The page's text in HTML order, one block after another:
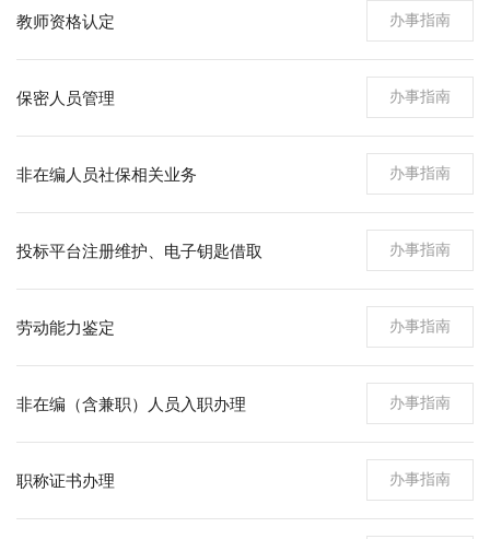
办事指南
教师资格认定
办事指南
保密人员管理
办事指南
非在编人员社保相关业务
办事指南
投标平台注册维护、电子钥匙借取
办事指南
劳动能力鉴定
办事指南
非在编（含兼职）人员入职办理
办事指南
职称证书办理